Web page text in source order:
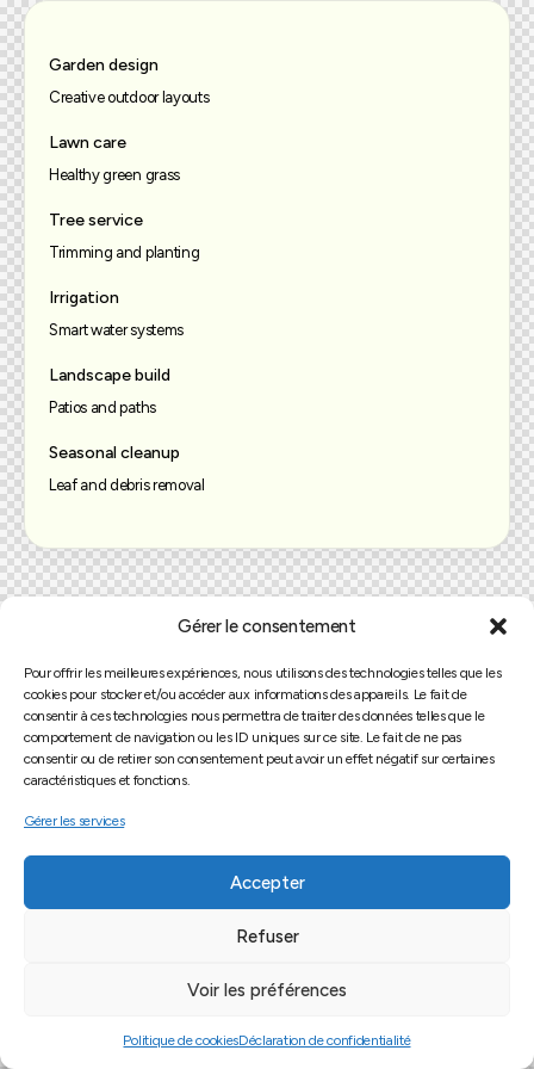
Gérer le consentement
Pour offrir les meilleures expériences, nous utilisons des technologies telles que les
cookies pour stocker et/ou accéder aux informations des appareils. Le fait de
consentir à ces technologies nous permettra de traiter des données telles que le
comportement de navigation ou les ID uniques sur ce site. Le fait de ne pas
consentir ou de retirer son consentement peut avoir un effet négatif sur certaines
caractéristiques et fonctions.
Gérer les services
Accepter
Refuser
Voir les préférences
Politique de cookiesDéclaration de confidentialité
Garden design
Creative outdoor layouts
Lawn care
Healthy green grass
Tree service
Trimming and planting
Irrigation
Smart water systems
Landscape build
Patios and paths
Seasonal cleanup
Leaf and debris removal